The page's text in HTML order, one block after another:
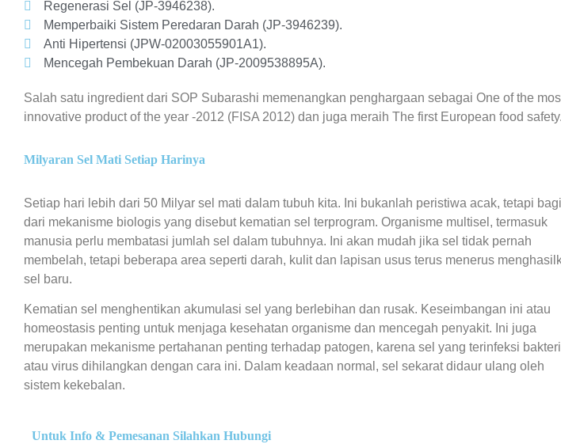
Regenerasi Sel (JP-3946238).
Memperbaiki Sistem Peredaran Darah (JP-3946239).
Anti Hipertensi (JPW-02003055901A1).
Mencegah Pembekuan Darah (JP-2009538895A).
Salah satu ingredient dari SOP Subarashi memenangkan penghargaan sebagai One of the
innovative product of the year -2012 (FISA 2012) dan juga meraih The first European food safety.
Milyaran Sel Mati Setiap Harinya
Setiap hari lebih dari 50 Milyar sel mati dalam tubuh kita. Ini bukanlah peristiwa acak, tetapi
dari mekanisme biologis yang disebut kematian sel terprogram. Organisme multisel, termasuk
manusia perlu membatasi jumlah sel dalam tubuhnya. Ini akan mudah jika sel tidak pernah
membelah, tetapi beberapa area seperti darah, kulit dan lapisan usus terus menerus
sel baru.
Kematian sel menghentikan akumulasi sel yang berlebihan dan rusak. Keseimbangan ini atau
homeostasis penting untuk menjaga kesehatan organisme dan mencegah penyakit. Ini juga
merupakan mekanisme pertahanan penting terhadap patogen, karena sel yang terinfeksi bakteri
atau virus dihilangkan dengan cara ini. Dalam keadaan normal, sel sekarat didaur ulang oleh
sistem kekebalan.
Untuk Info & Pemesanan Silahkan Hubungi